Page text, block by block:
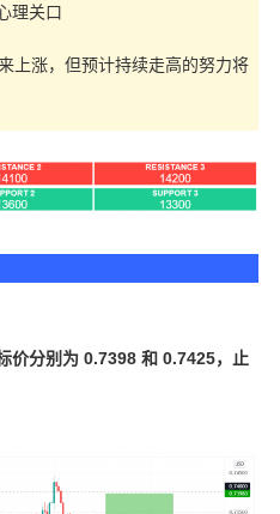
理关口
上涨，但预计持续走高的努力将
价分别为 0.7398 和 0.7425，止